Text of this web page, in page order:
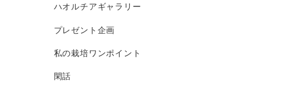
ハオルチアギャラリー
プレゼント企画
私の栽培ワンポイント
閑話